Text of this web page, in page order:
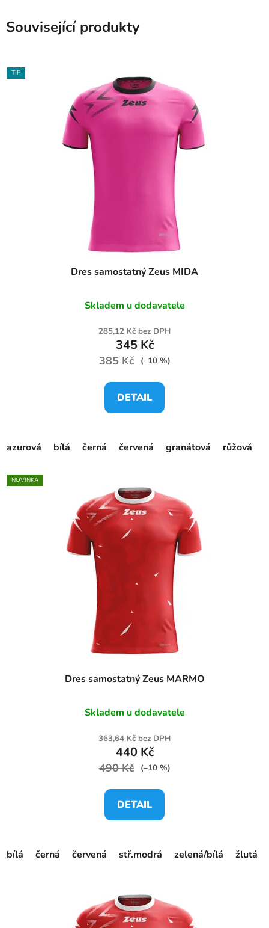
Související produkty
TIP
Dres samostatný Zeus MIDA
Skladem u dodavatele
285,12 Kč bez DPH
345 Kč
385 Kč (–10 %)
DETAIL
azurová bílá černá červená granátová růžová
NOVINKA
Dres samostatný Zeus MARMO
Skladem u dodavatele
363,64 Kč bez DPH
440 Kč
490 Kč (–10 %)
DETAIL
bílá černá červená stř.modrá zelená/bílá žlutá